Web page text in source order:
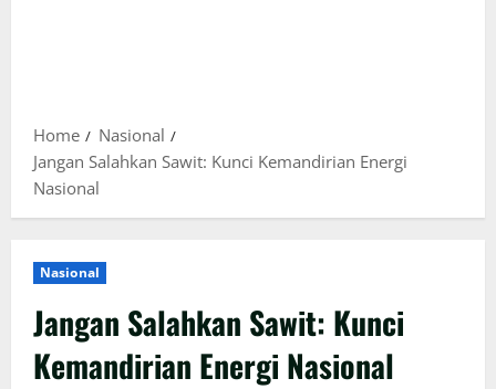
Home
Nasional
Jangan Salahkan Sawit: Kunci Kemandirian Energi
Nasional
Nasional
Jangan Salahkan Sawit: Kunci
Kemandirian Energi Nasional